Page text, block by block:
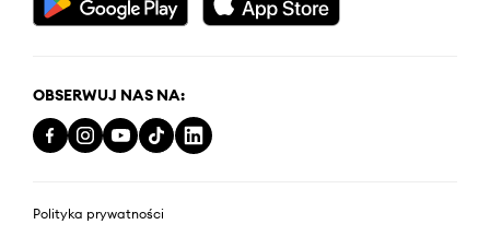
OBSERWUJ NAS NA:
Polityka prywatności